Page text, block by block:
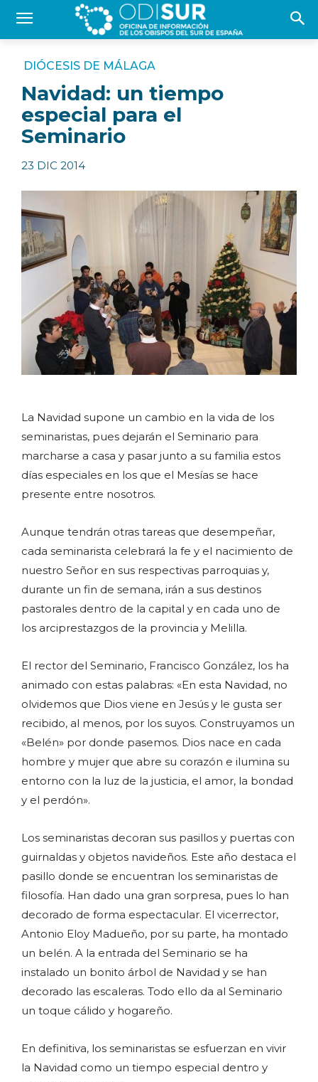
DIÓCESIS DE MÁLAGA
Navidad: un tiempo
especial para el
Seminario
23 DIC 2014
La Navidad supone un cambio en la vida de los
seminaristas, pues dejarán el Seminario para
marcharse a casa y pasar junto a su familia estos
días especiales en los que el Mesías se hace
presente entre nosotros.
Aunque tendrán otras tareas que desempeñar,
cada seminarista celebrará la fe y el nacimiento de
nuestro Señor en sus respectivas parroquias y,
durante un fin de semana, irán a sus destinos
pastorales dentro de la capital y en cada uno de
los arciprestazgos de la provincia y Melilla.
El rector del Seminario, Francisco González, los ha
animado con estas palabras: «En esta Navidad, no
olvidemos que Dios viene en Jesús y le gusta ser
recibido, al menos, por los suyos. Construyamos un
«Belén» por donde pasemos. Dios nace en cada
hombre y mujer que abre su corazón e ilumina su
entorno con la luz de la justicia, el amor, la bondad
y el perdón».
Los seminaristas decoran sus pasillos y puertas con
guirnaldas y objetos navideños. Este año destaca el
pasillo donde se encuentran los seminaristas de
filosofía. Han dado una gran sorpresa, pues lo han
decorado de forma espectacular. El vicerrector,
Antonio Eloy Madueño, por su parte, ha montado
un belén. A la entrada del Seminario se ha
instalado un bonito árbol de Navidad y se han
decorado las escaleras. Todo ello da al Seminario
un toque cálido y hogareño.
En definitiva, los seminaristas se esfuerzan en vivir
la Navidad como un tiempo especial dentro y